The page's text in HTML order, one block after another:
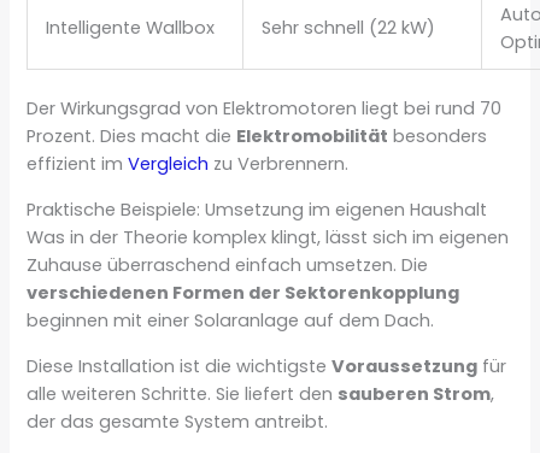
Intelligente Wallbox Sehr schnell (22 kW)
Der Wirkungsgrad von Elektromotoren liegt bei rund 70
Prozent. Dies macht die Elektromobilität besonders
effizient imVergleich zu Verbrennern.
Praktische Beispiele: Umsetzung im eigenen Haushalt
Was in der Theorie komplex klingt, lässt sich im eigenen
Zuhause überraschend einfach umsetzen. Die
verschiedenen Formen der Sektorenkopplung
beginnen mit einer Solaranlage auf dem Dach.
Diese Installation ist die wichtigsteVoraussetzung für
alle weiteren Schritte. Sie liefert den sauberen Strom,
der das gesamte System antreibt.